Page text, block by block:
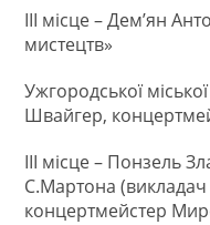
ІІІ місце – Дем’ян
мистецтв»
Ужгородської
Швайгер,
ІІІ місце – Понзель
С.Мартона (викладач
концертмейстер